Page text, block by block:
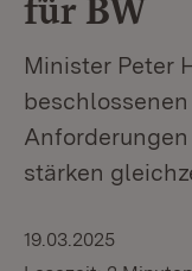
für BW
Minister Peter
stärken
19.03.2025